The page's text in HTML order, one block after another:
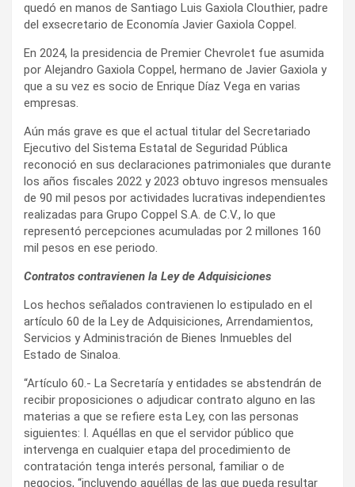
quedó en manos de Santiago Luis Gaxiola Clouthier, padre
del exsecretario de Economía Javier Gaxiola Coppel.
En 2024, la presidencia de Premier Chevrolet fue asumida
por Alejandro Gaxiola Coppel, hermano de Javier Gaxiola y
que a su vez es socio de Enrique Díaz Vega en varias
empresas.
Aún más grave es que el actual titular del Secretariado
Ejecutivo del Sistema Estatal de Seguridad Pública
reconoció en sus declaraciones patrimoniales que durante
los años fiscales 2022 y 2023 obtuvo ingresos mensuales
de 90 mil pesos por actividades lucrativas independientes
realizadas para Grupo Coppel S.A. de C.V., lo que
representó percepciones acumuladas por 2 millones 160
mil pesos en ese periodo.
Contratos contravienen la Ley de Adquisiciones
Los hechos señalados contravienen lo estipulado en el
artículo 60 de la Ley de Adquisiciones, Arrendamientos,
Servicios y Administración de Bienes Inmuebles del
Estado de Sinaloa.
“Artículo 60.- La Secretaría y entidades se abstendrán de
recibir proposiciones o adjudicar contrato alguno en las
materias a que se refiere esta Ley, con las personas
siguientes: I. Aquéllas en que el servidor público que
intervenga en cualquier etapa del procedimiento de
contratación tenga interés personal, familiar o de
negocios, “incluyendo aquéllas de las que pueda resultar